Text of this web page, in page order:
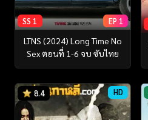
SS 1 EP 1
LTNS (2024) Long Time No
Sex ตอนที่ 1-6 จบ ซับไทย
8.4 HD